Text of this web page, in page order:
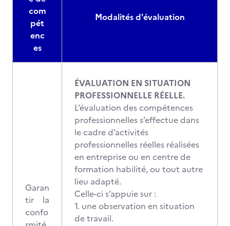
com
pét
enc
es
Modalités d'évaluation
Garan
tir la
confo
ÉVALUATION EN SITUATION
PROFESSIONNELLE RÉELLE.
L’évaluation des compétences
professionnelles s’effectue dans
le cadre d’activités
professionnelles réelles réalisées
en entreprise ou en centre de
formation habilité, ou tout autre
lieu adapté.
Celle-ci s’appuie sur :
1. une observation en situation
de travail.